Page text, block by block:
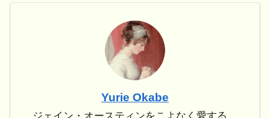
Yurie Okabe
ジェイン・オースティンをこよなく愛する